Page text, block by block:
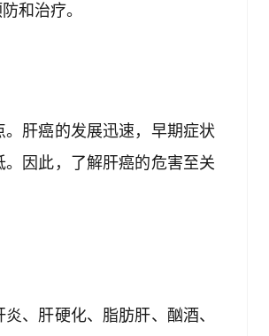
和治疗。
肝癌的发展迅速，早期症状
因此，了解肝癌的危害至关
、肝硬化、脂肪肝、酗酒、